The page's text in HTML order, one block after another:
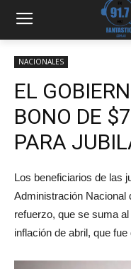
NACIONALES
EL
BONO DE
PARA
Los beneficiarios de las
Administración Nacional
refuerzo, que se suma
inflación de abril, que fue